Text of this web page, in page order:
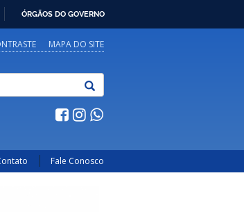
ÓRGÃOS DO GOVERNO
MAPA DO SITE
Fale Conosco